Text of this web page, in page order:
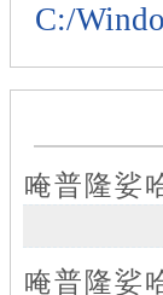
C:/
唵普隆娑
唵普隆娑